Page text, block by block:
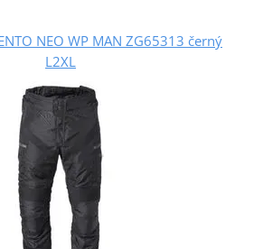
NEO WP MAN ZG65313 černý
L2XL